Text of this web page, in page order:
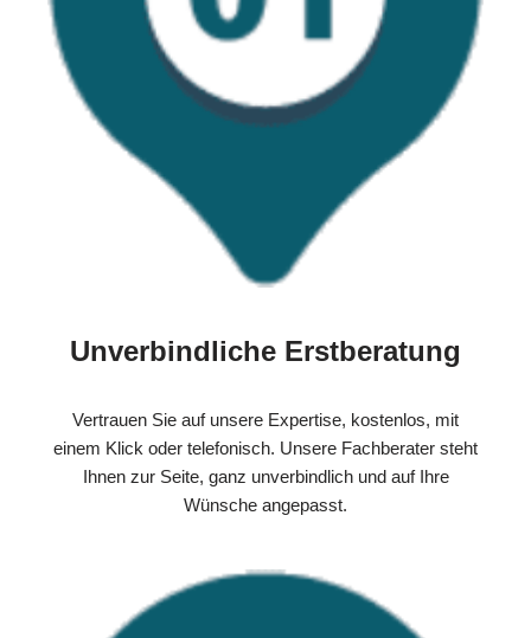
Unverbindliche Erstberatung
Vertrauen Sie auf unsere Expertise, kostenlos, mit
einem Klick oder telefonisch. Unsere Fachberater steht
Ihnen zur Seite, ganz unverbindlich und auf Ihre
Wünsche angepasst.